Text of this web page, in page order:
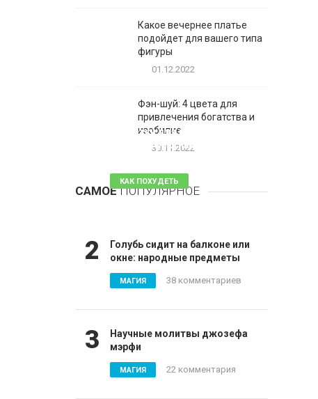
Какое вечернее платье
подойдет для вашего типа
фигуры
01.12.2022
Фэн-шуй: 4 цвета для
привлечения богатства и
изобилие
30.11.2022
САМОЕПОПУЛЯРНОЕ
Таблетки для похудения -
обзор эффективных и
КАК ПОХУДЕТЬ
81 комментарий
2
Голубь сидит на балконе или
окне: народные предметы
МАГИЯ 38 комментариев
3
Научные молитвы джозефа
мэрфи
МАГИЯ 22 комментария